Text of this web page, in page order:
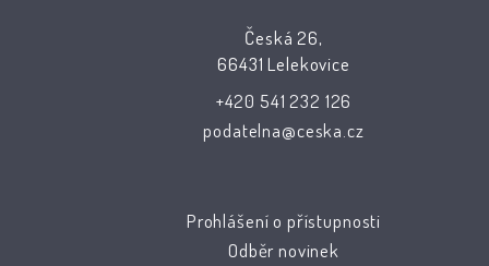
Česká 26,
66431 Lelekovice
+420 541 232 126
podatelna@ceska.cz
Prohlášení o přístupnosti
Odběr novinek